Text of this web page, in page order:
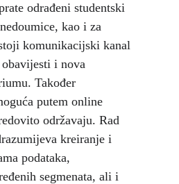
odrađeni studentski
kao i za
komunikacijski kanal
i nova
Također
putem online
održavaju. Rad
kreiranje i
podataka,
segmenata, ali i